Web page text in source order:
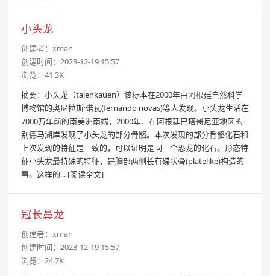
小头龙
创建者： xman
创建时间：2023-12-19 15:57
浏览：41.3K
摘要：小头龙（talenkauen）该标本在2000年由阿根廷自然科学
博物馆的奥尼拉斯·诺瓦(fernando novas)等人发现。小头龙生活在
7000万年前的南美洲南端，2000年，在阿根廷巴塔哥尼亚地区的
别德马湖岸发现了小头龙的部分骨骼。本次发现的部分骨骼化石和
上次发现的特征是一致的，可以证明是同一个恐龙的化石。形态特
征小头龙最特殊的特征，是胸部两侧长有碟状骨(platelike)构造的
事。这样的... [阅读全文]
冠长鼻龙
创建者： xman
创建时间：2023-12-19 15:57
浏览：24.7K